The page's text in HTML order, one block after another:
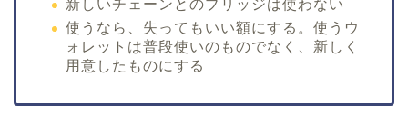
新しいチェーンとのブリッジは使わない
使うなら、失ってもいい額にする。使うウ
ォレットは普段使いのものでなく、新しく
用意したものにする